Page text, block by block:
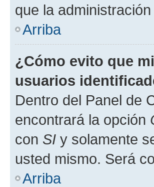
que la
Arriba
¿Cómo evito que
usuarios
Dentro del Panel de
encontrará la opción
con SI y solamente
usted mismo. Será
Arriba